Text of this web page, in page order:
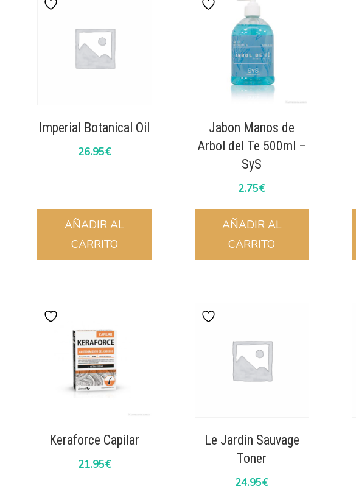
Imperial Botanical Oil
26.95€
AÑADIR AL
CARRITO
Jabon Manos de
Arbol del Te 500ml –
SyS
2.75€
AÑADIR AL
CARRITO
Keraforce Capilar
21.95€
Le Jardin Sauvage
Toner
24.95€